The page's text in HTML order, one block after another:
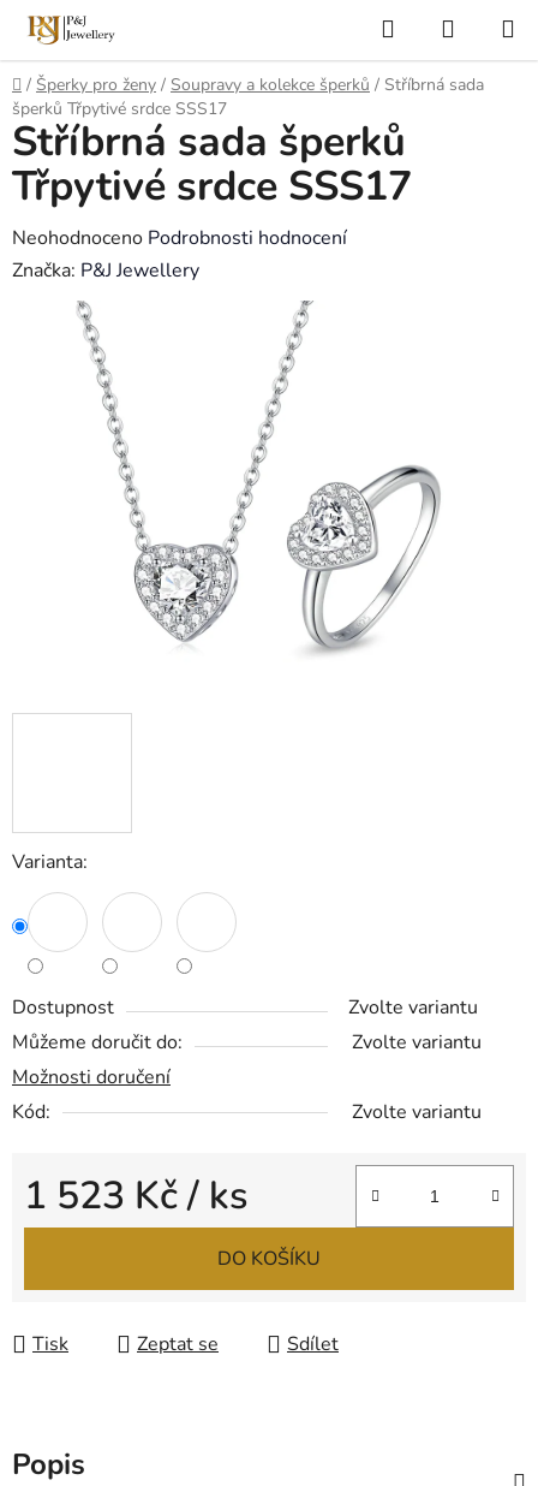
Přejít
obsah
Hledat
KOŠÍK
Domů
/ Šperky pro ženy / Soupravy a kolekce šperků / Stříbrná sada
šperků Třpytivé srdce SSS17
Varianta:
Dostupnost
Zvolte variantu
Můžeme doručit do:
Zvolte variantu
Možnosti doručení
Kód:
Zvolte variantu
1 523 Kč/ ks
Měrná cena:
DO KOŠÍKU
Tisk Zeptat se Sdílet
Stříbrná sada šperků
Třpytivé srdce SSS17
Průměrné
hodnocení
produktu
Neohodnoceno Podrobnosti hodnocení
Značka: P&J Jewellery
Popis